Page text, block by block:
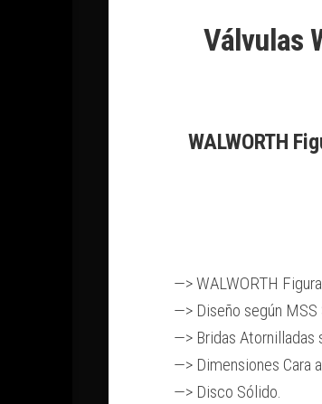
Válvulas
WALWORTH
—> WALWORTH
—> Diseño según MSS
—> Bridas Atornilladas
—> Dimensiones Cara
—> Disco Sólido.